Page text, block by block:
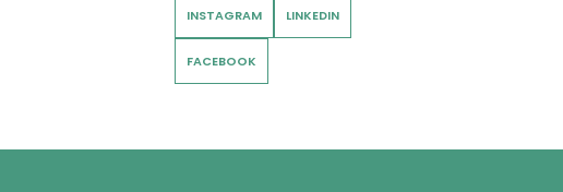
INSTAGRAM LINKEDIN
FACEBOOK